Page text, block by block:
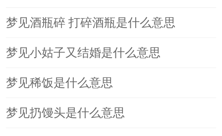
读
梦见酒瓶碎 打碎酒瓶是什么意思
梦见小姑子又结婚是什么意思
梦见稀饭是什么意思
梦见扔馒头是什么意思